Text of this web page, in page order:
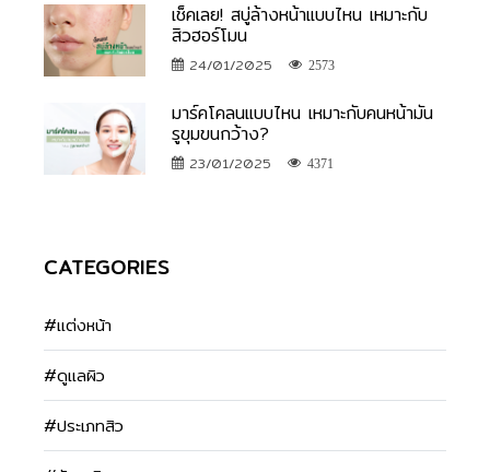
เช็คเลย! สบู่ล้างหน้าแบบไหน เหมาะกับ
สิวฮอร์โมน
24/01/2025 2573
มาร์คโคลนแบบไหน เหมาะกับคนหน้ามัน
รูขุมขนกว้าง?
23/01/2025 4371
CATEGORIES
#แต่งหน้า
#ดูแลผิว
#ประเภทสิว